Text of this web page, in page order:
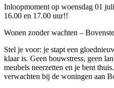
Inloopmoment op woensdag 01
16.00 en 17.00 uur!!
Wonen zonder wachten –
Stel je voor: je stapt een
klaar is. Geen bouwstress, geen
meubels neerzetten en je bent
verwachten bij de woningen aan